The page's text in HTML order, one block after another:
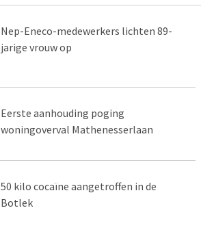
Nep-Eneco-medewerkers lichten 89-
jarige vrouw op
Eerste aanhouding poging
woningoverval Mathenesserlaan
50 kilo cocaïne aangetroffen in de
Botlek